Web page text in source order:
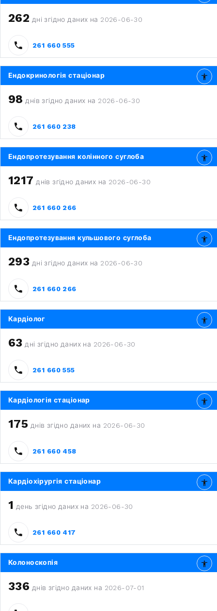
262 дні згідно даних на 2026-06-30
261 660 555
Ендокринологія стаціонар
98 днів згідно даних на 2026-06-30
261 660 238
Ендопротезування колінного суглоба
1217 днів згідно даних на 2026-06-30
261 660 266
Ендопротезування кульшового суглоба
293 дні згідно даних на 2026-06-30
261 660 266
Кардіолог
63 дні згідно даних на 2026-06-30
261 660 555
Кардіологія стаціонар
175 днів згідно даних на 2026-06-30
261 660 458
Кардіохірургія стаціонар
1 день згідно даних на 2026-06-30
261 660 417
Колоноскопія
336 днів згідно даних на 2026-07-01